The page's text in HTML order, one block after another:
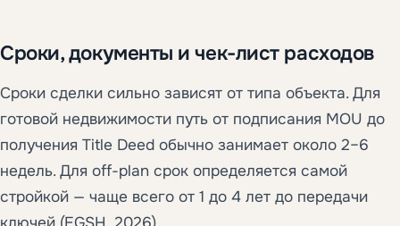
Сроки, документы и чек-лист расходов
Сроки сделки сильно зависят от типа объекта. Для
готовой недвижимости путь от подписания MOU до
получения Title Deed обычно занимает около 2–6
недель. Для off-plan срок определяется самой
стройкой — чаще всего от 1 до 4 лет до передачи